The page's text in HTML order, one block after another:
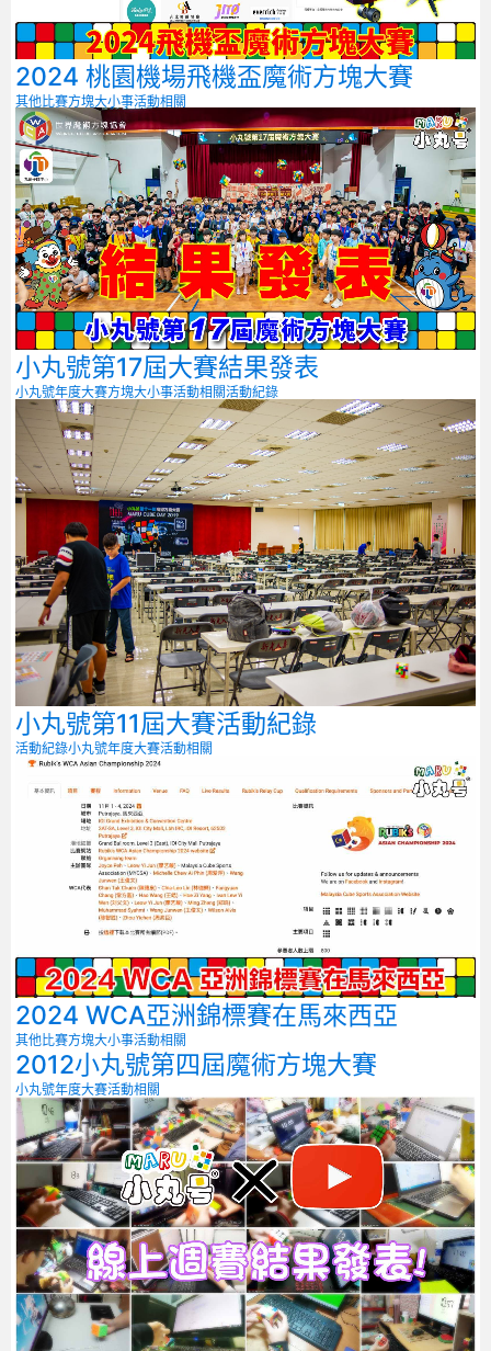
2024 桃園機場飛機盃魔術方塊大賽
其他比賽方塊大小事活動相關
小丸號第17屆大賽結果發表
小丸號年度大賽方塊大小事活動相關活動紀錄
小丸號第11屆大賽活動紀錄
活動紀錄小丸號年度大賽活動相關
2024 WCA亞洲錦標賽在馬來西亞
其他比賽方塊大小事活動相關
2012小丸號第四屆魔術方塊大賽
小丸號年度大賽活動相關